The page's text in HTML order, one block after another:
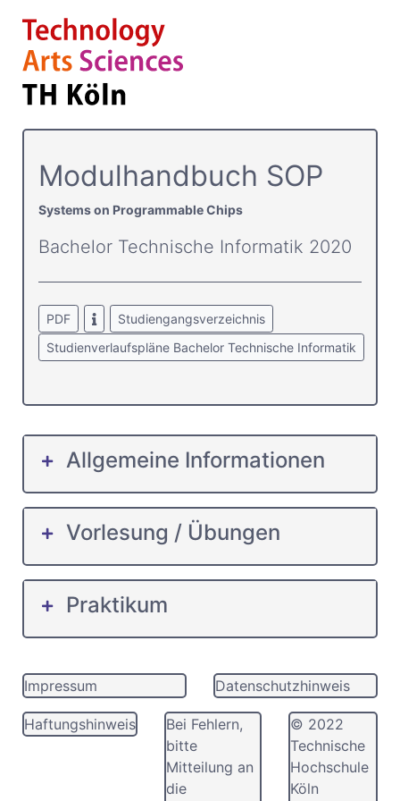
Modulhandbuch SOP
Systems on Programmable Chips
Bachelor Technische Informatik 2020
PDF
Studiengangsverzeichnis
Studienverlaufspläne Bachelor Technische Informatik
Allgemeine Informationen
Vorlesung / Übungen
Praktikum
Impressum Datenschutzhinweis
Haftungshinweis
Bei Fehlern,
bitte
Mitteilung an
die
© 2022
Technische
Hochschule
Köln